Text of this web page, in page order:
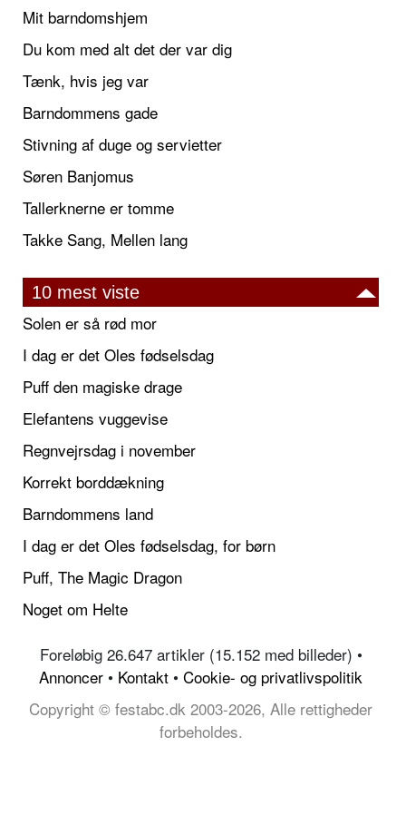
Mit barndomshjem
Du kom med alt det der var dig
Tænk, hvis jeg var
Barndommens gade
Stivning af duge og servietter
Søren Banjomus
Tallerknerne er tomme
Takke Sang, Mellen lang
10 mest viste
Solen er så rød mor
I dag er det Oles fødselsdag
Puff den magiske drage
Elefantens vuggevise
Regnvejrsdag i november
Korrekt borddækning
Barndommens land
I dag er det Oles fødselsdag, for børn
Puff, The Magic Dragon
Noget om Helte
Foreløbig 26.647 artikler (15.152 med billeder) •
Annoncer • Kontakt • Cookie- og privatlivspolitik
Copyright © festabc.dk 2003-2026, Alle rettigheder
forbeholdes.